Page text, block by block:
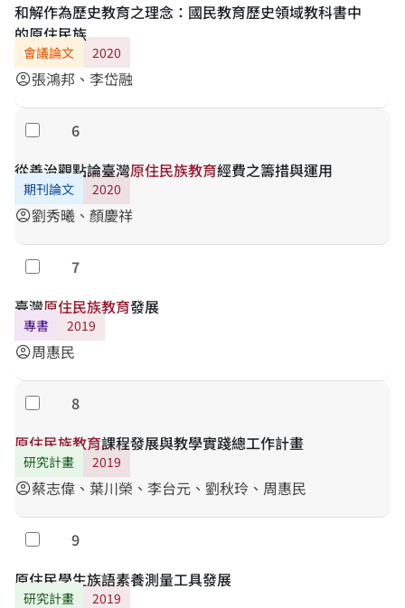
和解作為歷史教育之理念：國民教育歷史領域教科書中
的原住民族
會議論文 2020
account_circle張鴻邦、李岱融
勾選
6
從善治觀點論臺灣原住民族教育經費之籌措與運用
期刊論文 2020
account_circle劉秀曦、顏慶祥
勾選
7
臺灣原住民族教育發展
專書 2019
account_circle周惠民
勾選
8
原住民族教育課程發展與教學實踐總工作計畫
研究計畫 2019
account_circle蔡志偉、葉川榮、李台元、劉秋玲、周惠民
勾選
9
原住民學生族語素養測量工具發展
研究計畫 2019